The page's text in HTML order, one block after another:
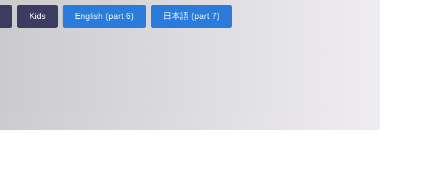
Kids English (part 6) 日本語 (part 7)